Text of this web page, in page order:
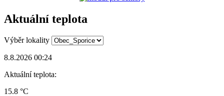
Aktuální teplota
Výběr lokality
8.8.2026 00:24
Aktuální teplota:
15.8 °C